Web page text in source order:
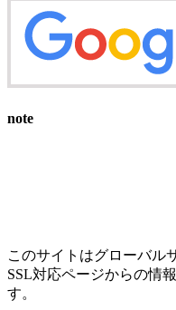
note
このサイトはグローバル
SSL対応ページからの情
す。